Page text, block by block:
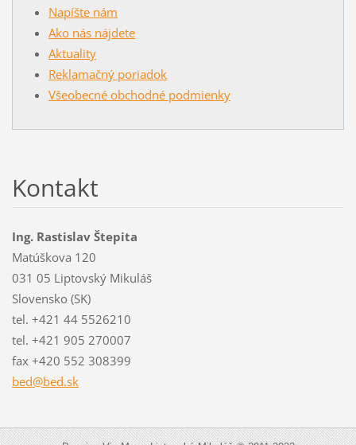
Napíšte nám
Ako nás nájdete
Aktuality
Reklamačný poriadok
Všeobecné obchodné podmienky
Kontakt
Ing. Rastislav Štepita
Matúškova 120
031 05 Liptovský Mikuláš
Slovensko (SK)
tel. +421 44 5526210
tel. +421 905 270007
fax +420 552 308399
bed@bed.sk